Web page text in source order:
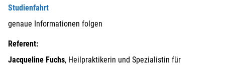
Studienfahrt
genaue Informationen folgen
Referent:
Jacqueline Fuchs, Heilpraktikerin und Spezialistin für